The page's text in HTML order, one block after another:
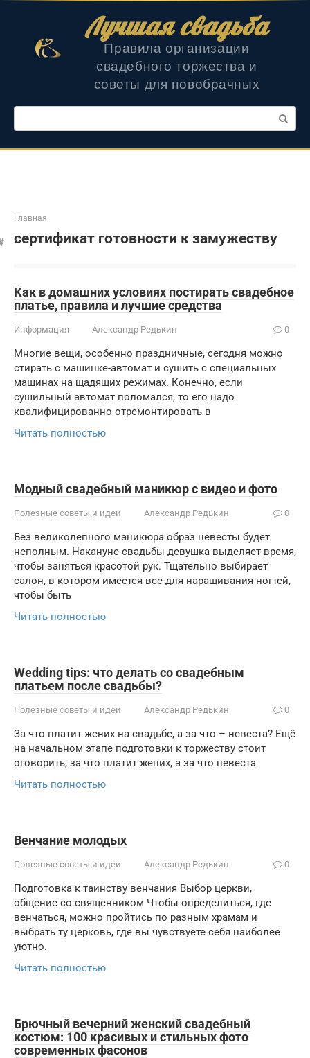
Лучшая свадьба
Правила организации
свадебного торжества и
советы для новобрачных
Поиск:
Главная
сертификат готовности к замужеству
Как в домашних условиях постирать свадебное
платье, правила и лучшие средства
Информация Александр Редькин 0
Многие вещи, особенно праздничные, сегодня можно
стирать с машинке-автомат и сушить с специальных
машинах на щадящих режимах. Конечно, если
сушильный автомат поломался, то его надо
квалифицированно отремонтировать в
Читать полностью
Модный свадебный маникюр с видео и фото
Полезные советы и идеи Александр Редькин 0
Без великолепного маникюра образ невесты будет
неполным. Накануне свадьбы девушка выделяет время,
чтобы заняться красотой рук. Тщательно выбирает
салон, в котором имеется все для наращивания ногтей,
чтобы быть
Читать полностью
Wedding tips: что делать со свадебным
платьем после свадьбы?
Полезные советы и идеи Александр Редькин 0
За что платит жених на свадьбе, а за что – невеста? Ещё
на начальном этапе подготовки к торжеству стоит
оговорить, за что платит жених, а за что невеста
Читать полностью
Венчание молодых
Полезные советы и идеи Александр Редькин 0
Подготовка к таинству венчания Выбор церкви,
общение со священником Чтобы определиться, где
венчаться, можно пройтись по разным храмам и
выбрать ту церковь, где вы чувствуете себя наиболее
уютно.
Читать полностью
Брючный вечерний женский свадебный
костюм: 100 красивых и стильных фото
современных фасонов